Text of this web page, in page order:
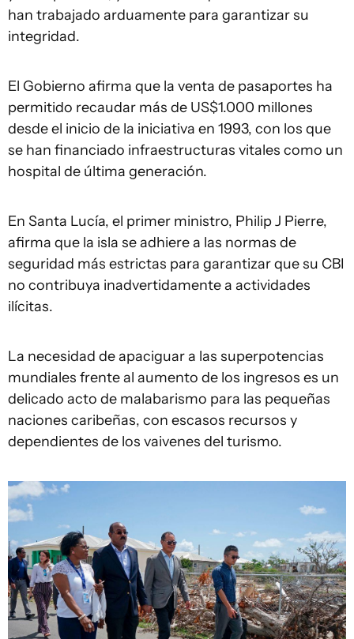
han trabajado arduamente para garantizar su
integridad.
El Gobierno afirma que la venta de pasaportes ha
permitido recaudar más de US$1.000 millones
desde el inicio de la iniciativa en 1993, con los que
se han financiado infraestructuras vitales como un
hospital de última generación.
En Santa Lucía, el primer ministro, Philip J Pierre,
afirma que la isla se adhiere a las normas de
seguridad más estrictas para garantizar que su CBI
no contribuya inadvertidamente a actividades
ilícitas.
La necesidad de apaciguar a las superpotencias
mundiales frente al aumento de los ingresos es un
delicado acto de malabarismo para las pequeñas
naciones caribeñas, con escasos recursos y
dependientes de los vaivenes del turismo.